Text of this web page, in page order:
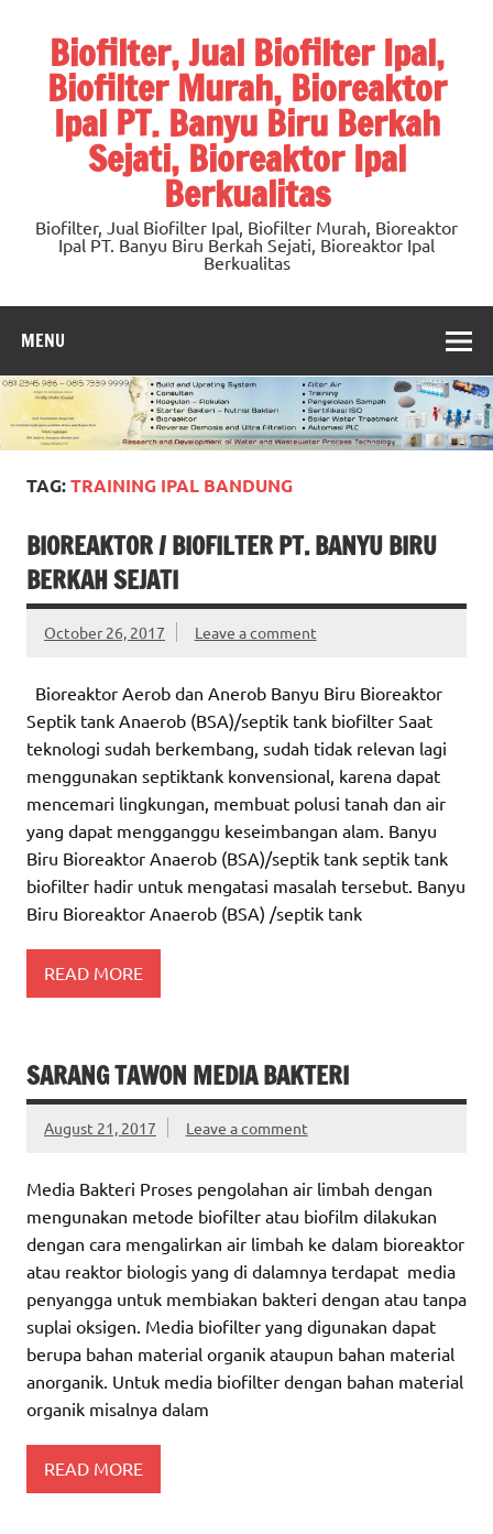
contentBiofilter, Jual Biofilter Ipal,
Biofilter Murah, Bioreaktor
Ipal PT. Banyu Biru Berkah
Sejati, Bioreaktor Ipal
Berkualitas
Biofilter, Jual Biofilter Ipal, Biofilter Murah, Bioreaktor
Ipal PT. Banyu Biru Berkah Sejati, Bioreaktor Ipal
Berkualitas
MENU
TAG:TRAINING IPAL BANDUNG
BIOREAKTOR / BIOFILTER PT. BANYU BIRU
BERKAH SEJATI
October 26, 2017 Leave a comment
Bioreaktor Aerob dan Anerob Banyu Biru Bioreaktor
Septik tank Anaerob (BSA)/septik tank biofilter Saat
teknologi sudah berkembang, sudah tidak relevan lagi
menggunakan septiktank konvensional, karena dapat
mencemari lingkungan, membuat polusi tanah dan air
yang dapat mengganggu keseimbangan alam. Banyu
Biru Bioreaktor Anaerob (BSA)/septik tank septik tank
biofilter hadir untuk mengatasi masalah tersebut. Banyu
Biru Bioreaktor Anaerob (BSA) /septik tank
READ MORE
SARANG TAWON MEDIA BAKTERI
August 21, 2017 Leave a comment
Media Bakteri Proses pengolahan air limbah dengan
mengunakan metode biofilter atau biofilm dilakukan
dengan cara mengalirkan air limbah ke dalam bioreaktor
atau reaktor biologis yang di dalamnya terdapat media
penyangga untuk membiakan bakteri dengan atau tanpa
suplai oksigen. Media biofilter yang digunakan dapat
berupa bahan material organik ataupun bahan material
anorganik. Untuk media biofilter dengan bahan material
organik misalnya dalam
READ MORE